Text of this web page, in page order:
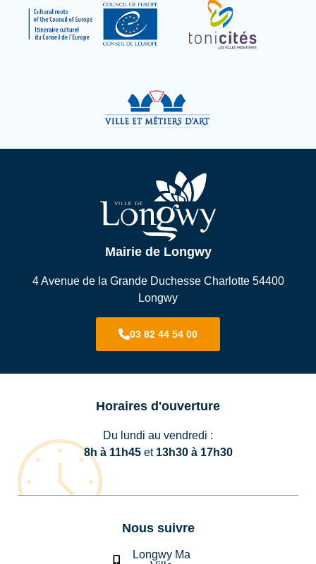
Mairie de Longwy
4 Avenue de la Grande Duchesse Charlotte 54400
Longwy
03 82 44 54 00
Horaires d'ouverture
Du lundi au vendredi :
8h à 11h45et 13h30 à 17h30
Nous suivre
Longwy Ma